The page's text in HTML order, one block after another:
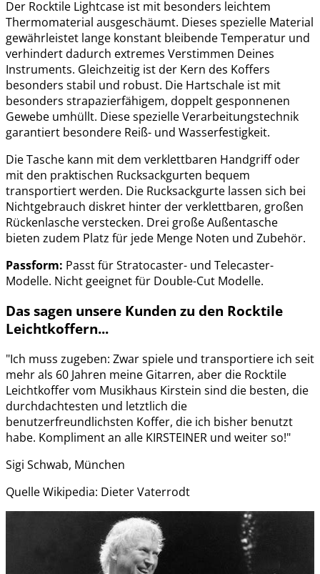
Der Rocktile Lightcase ist mit besonders leichtem
Thermomaterial ausgeschäumt. Dieses spezielle Material
gewährleistet lange konstant bleibende Temperatur und
verhindert dadurch extremes Verstimmen Deines
Instruments. Gleichzeitig ist der Kern des Koffers
besonders stabil und robust. Die Hartschale ist mit
besonders strapazierfähigem, doppelt gesponnenen
Gewebe umhüllt. Diese spezielle Verarbeitungstechnik
garantiert besondere Reiß- und Wasserfestigkeit.
Die Tasche kann mit dem verklettbaren Handgriff oder
mit den praktischen Rucksackgurten bequem
transportiert werden. Die Rucksackgurte lassen sich bei
Nichtgebrauch diskret hinter der verklettbaren, großen
Rückenlasche verstecken. Drei große Außentasche
bieten zudem Platz für jede Menge Noten und Zubehör.
Passform: Passt für Stratocaster- und Telecaster-
Modelle. Nicht geeignet für Double-Cut Modelle.
Das sagen unsere Kunden zu den Rocktile
Leichtkoffern...
"Ich muss zugeben: Zwar spiele und transportiere ich seit
mehr als 60 Jahren meine Gitarren, aber die Rocktile
Leichtkoffer vom Musikhaus Kirstein sind die besten, die
durchdachtesten und letztlich die
benutzerfreundlichsten Koffer, die ich bisher benutzt
habe. Kompliment an alle KIRSTEINER und weiter so!"
Sigi Schwab, München
Quelle Wikipedia: Dieter Vaterrodt